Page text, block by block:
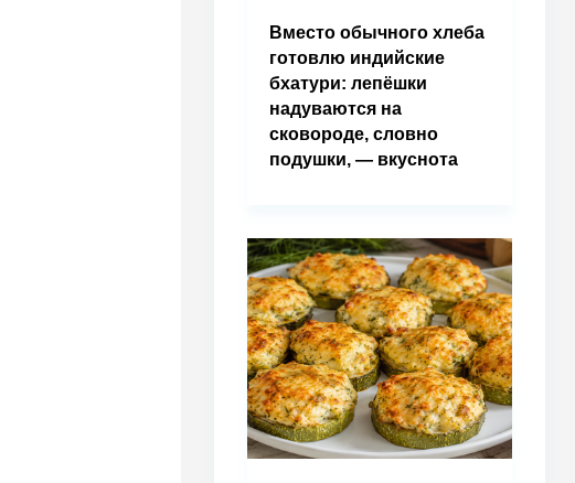
Вместо обычного хлеба
готовлю индийские
бхатури: лепёшки
надуваются на
сковороде, словно
подушки, — вкуснота